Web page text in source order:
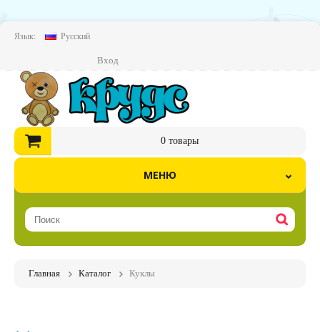
Язык: Русский
Вход
0товары
МЕНЮ
Главная Каталог Куклы